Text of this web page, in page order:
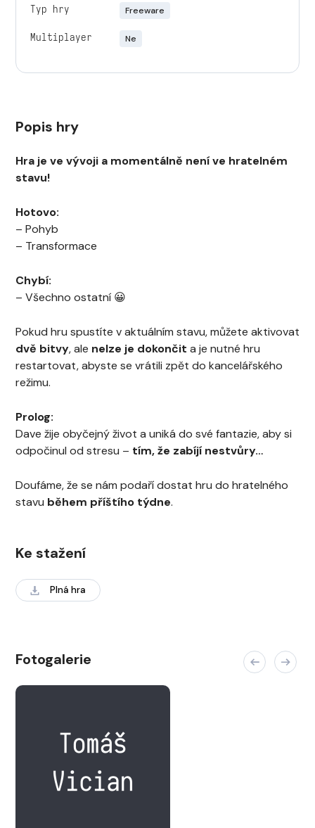
Typ hry Freeware
Multiplayer Ne
Popis hry
Hra je ve vývoji a momentálně není ve hratelném
stavu!
Hotovo:
– Pohyb
– Transformace
Chybí:
– Všechno ostatní 😀
Pokud hru spustíte v aktuálním stavu, můžete aktivovat
dvě bitvy, ale nelze je dokončit a je nutné hru
restartovat, abyste se vrátili zpět do kancelářského
režimu.
Prolog:
Dave žije obyčejný život a uniká do své fantazie, aby si
odpočinul od stresu – tím, že zabíjí nestvůry…
Doufáme, že se nám podaří dostat hru do hratelného
stavu během příštího týdne.
Ke stažení
Plná hra
Fotogalerie